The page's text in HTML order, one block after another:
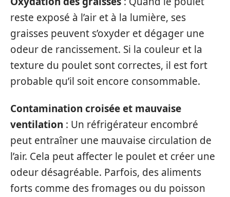
reste exposé à l’air et à la lumière, ses
graisses peuvent s’oxyder et dégager une
odeur de rancissement. Si la couleur et la
texture du poulet sont correctes, il est fort
probable qu’il soit encore consommable.
Contamination croisée et mauvaise
ventilation : Un réfrigérateur encombré
peut entraîner une mauvaise circulation de
l’air. Cela peut affecter le poulet et créer une
odeur désagréable. Parfois, des aliments
forts comme des fromages ou du poisson